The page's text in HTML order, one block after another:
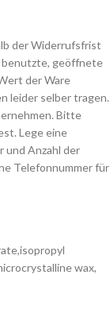
der Widerrufsfrist
benutzte, geöffnete
der Ware
leider selber tragen.
Bitte
Lege eine
und Anzahl der
Telefonnummer für
wax,